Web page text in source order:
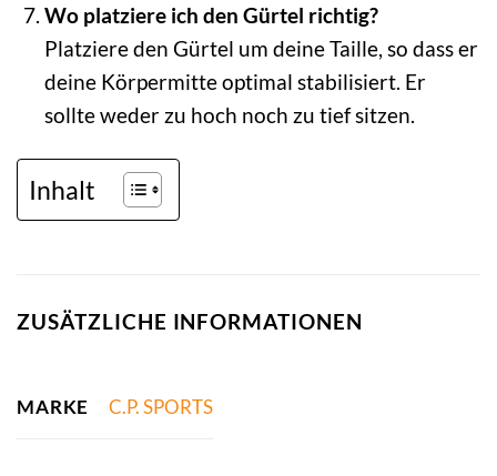
Wo platziere ich den Gürtel richtig?
Platziere den Gürtel um deine Taille, so dass er
deine Körpermitte optimal stabilisiert. Er
sollte weder zu hoch noch zu tief sitzen.
Inhalt
ZUSÄTZLICHE INFORMATIONEN
MARKE C.P. SPORTS